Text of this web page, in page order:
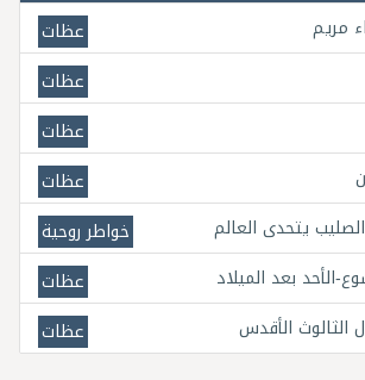
مريم
عظات
عظات
عظات
عظات
يتحدى العالم
خواطر روحية
بعد الميلاد
عظات
الثالوث الأقدس
عظات